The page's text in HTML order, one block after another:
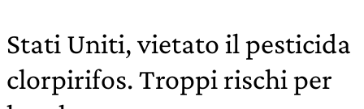
Stati Uniti, vietato il pesticida
clorpirifos. Troppi rischi per